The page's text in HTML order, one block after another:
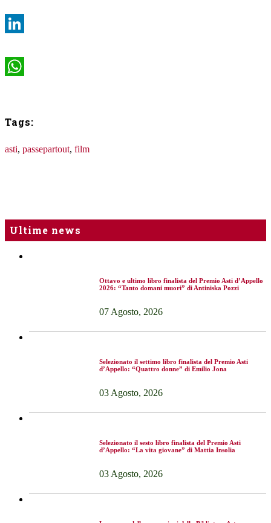
Tags:
asti, passepartout, film
Ultime news
Ottavo e ultimo libro finalista del Premio Asti d’Appello
2026: “Tanto domani muori” di Antiniska Pozzi
07 Agosto, 2026
Selezionato il settimo libro finalista del Premio Asti
d’Appello: “Quattro donne” di Emilio Jona
03 Agosto, 2026
Selezionato il sesto libro finalista del Premio Asti
d’Appello: “La vita giovane” di Mattia Insolia
03 Agosto, 2026